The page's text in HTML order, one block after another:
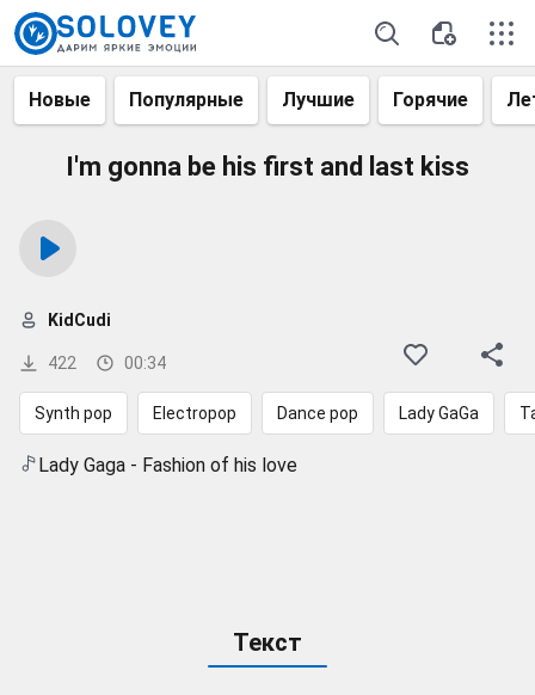
Новые Популярные Лучшие Горячие
I'm gonna be his first and last kiss
422 00:34
KidCudi
Synth pop Electropop Dance pop Lady GaGa
Lady Gaga - Fashion of his love
Текст